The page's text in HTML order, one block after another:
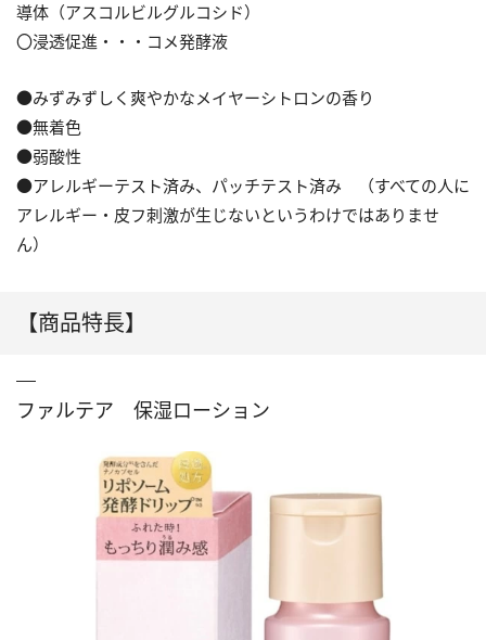
導体（アスコルビルグルコシド）
〇浸透促進・・・コメ発酵液
●みずみずしく爽やかなメイヤーシトロンの香り
●無着色
●弱酸性
●アレルギーテスト済み、パッチテスト済み （すべての人に
アレルギー・皮フ刺激が生じないというわけではありませ
ん）
【商品特長】
ファルテア 保湿ローション